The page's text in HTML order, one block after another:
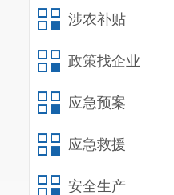
涉农补贴
政策找企业
应急预案
应急救援
安全生产